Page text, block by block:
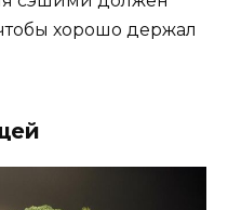
хорошо держал